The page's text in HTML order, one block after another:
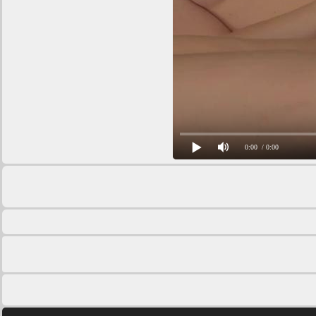
0:00 / 0:00